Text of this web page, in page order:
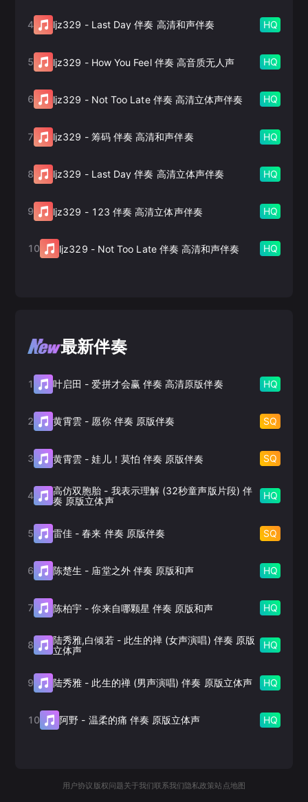
4 ljz329 - Last Day 伴奏 高清和声伴奏 HQ
5 ljz329 - How You Feel 伴奏 高音质无人声 HQ
6 ljz329 - Not Too Late 伴奏 高清立体声伴奏 HQ
7 ljz329 - 筹码 伴奏 高清和声伴奏 HQ
8 ljz329 - Last Day 伴奏 高清立体声伴奏 HQ
9 ljz329 - 123 伴奏 高清立体声伴奏 HQ
10 ljz329 - Not Too Late 伴奏 高清和声伴奏 HQ
最新伴奏
1 叶启田 -爱拼才会赢 伴奏 高清原版伴奏 HQ
2 黄霄雲 - 愿你 伴奏 原版伴奏 SQ
3 黄霄雲 -娃儿！莫怕 伴奏 原版伴奏 SQ
4 高仿双胞胎 - 我表示理解 (32秒童声版片段) 伴
奏 原版立体声
HQ
5 雷佳 -春来 伴奏 原版伴奏 SQ
6 陈楚生 - 庙堂之外 伴奏 原版和声 HQ
7 陈柏宇 -你来自哪颗星 伴奏 原版和声 HQ
8 陆秀雅,白倾若- 此生的禅 (女声演唱) 伴奏 原版
立体声
HQ
9 陆秀雅 - 此生的禅 (男声演唱) 伴奏 原版立体声 HQ
10 阿野 - 温柔的痛 伴奏 原版立体声 HQ
用户协议 版权问题关于我们联系我们 隐私政策站点地图